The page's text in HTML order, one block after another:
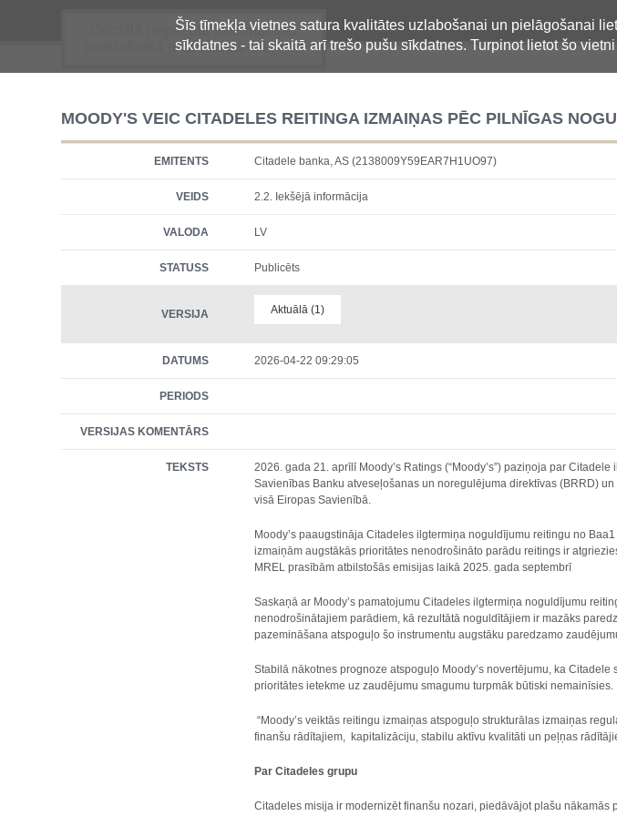
Šīs tīmekļa vietnes satura kvalitātes uzlabošanai un pielāgošanai
sīkdatnes - tai skaitā arī trešo pušu sīkdatnes. Turpinot lietot šo
Oficiālā regulētās informācijas
centralizētā glabāšanas sistēma
MOODY'S VEIC CITADELES REITINGA IZMAIŅAS PĒC PILNĪGAS
EMITENTS Citadele banka, AS (2138009Y59EAR7H1UO97)
VEIDS 2.2. Iekšējā informācija
VALODA LV
STATUSS Publicēts
VERSIJA Aktuālā (1)
DATUMS 2026-04-22 09:29:05
PERIODS
VERSIJAS KOMENTĀRS
TEKSTS
2026. gada 21. aprīlī Moody’s Ratings (“Moody’s”) paziņoja par
Savienības Banku atveseļošanas un noregulējuma direktīvas (BRRD)
visā Eiropas Savienībā.
Moody’s paaugstināja Citadeles ilgtermiņa noguldījumu reitingu no
izmaiņām augstākās prioritātes nenodrošināto parādu reitings ir
MREL prasībām atbilstošās emisijas laikā 2025. gada septembrī
Saskaņā ar Moody’s pamatojumu Citadeles ilgtermiņa noguldījumu
nenodrošinātajiem parādiem, kā rezultātā noguldītājiem ir mazāks
pazemināšana atspoguļo šo instrumentu augstāku paredzamo
Stabilā nākotnes prognoze atspoguļo Moody’s novertējumu, ka
prioritātes ietekme uz zaudējumu smagumu turpmāk būtiski nemainīsies.
“Moody’s veiktās reitingu izmaiņas atspoguļo strukturālas izmaiņas
finanšu rādītajiem, kapitalizāciju, stabilu aktīvu kvalitāti un peļņas
Par Citadeles grupu
Citadeles misija ir modernizēt finanšu nozari, piedāvājot plašu